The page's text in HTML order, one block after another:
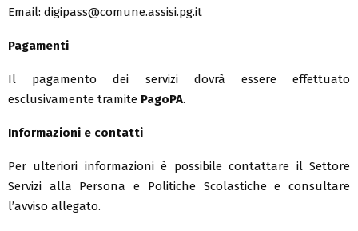
Email: digipass@comune.assisi.pg.it
Pagamenti
Il pagamento dei servizi dovrà essere effettuato
esclusivamente tramite PagoPA.
Informazioni e contatti
Per ulteriori informazioni è possibile contattare il Settore
Servizi alla Persona e Politiche Scolastiche e consultare
l’avviso allegato.